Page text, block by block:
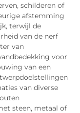
schilderen of
afstemming
terwijl de
van de nerf
van
voor
van een
van diverse
steen, metaal of